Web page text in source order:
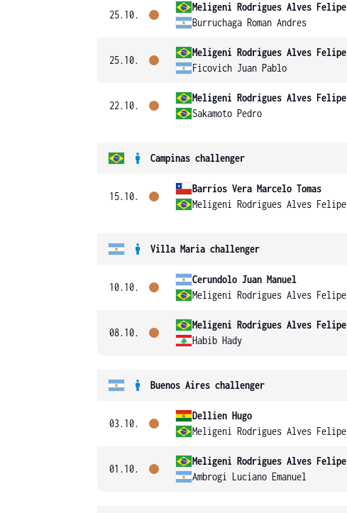
25.10.
Meligeni Rodrigues Alves Felipe
Burruchaga Roman Andres
25.10.
Meligeni Rodrigues Alves Felipe
Ficovich Juan Pablo
22.10.
Meligeni Rodrigues Alves Felipe
Sakamoto Pedro
Campinas challenger
15.10.
Barrios Vera Marcelo Tomas
Meligeni Rodrigues Alves Felipe
Villa Maria challenger
10.10.
Cerundolo Juan Manuel
Meligeni Rodrigues Alves Felipe
08.10.
Meligeni Rodrigues Alves Felipe
Habib Hady
Buenos Aires challenger
03.10.
Dellien Hugo
Meligeni Rodrigues Alves Felipe
01.10.
Meligeni Rodrigues Alves Felipe
Ambrogi Luciano Emanuel